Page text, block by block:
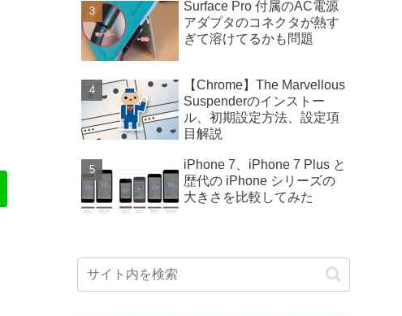
Surface Pro 付属のAC電源
アダプタのコネクタが熱す
ぎて溶けてるかも問題
【Chrome】The Marvellous
Suspenderのインストー
ル、初期設定方法、設定項
目解説
iPhone 7、iPhone 7 Plus と
歴代の iPhone シリーズの
大きさを比較してみた